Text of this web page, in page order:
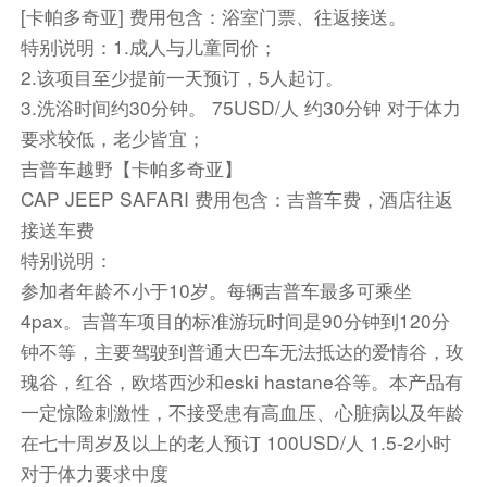
餐饮
早餐：包含
中餐：包含
住宿
当地精品酒店
第7天 费特希耶- 帕姆卡莱
费特希耶-帕姆卡莱
酒店早餐后，上午自由活动，尽享海边风情（不含
车、导游）。
推荐项目：死海厄吕代尼兹海滩上的滑翔伞。像小
鸟一样飞翔，俯瞰绿宝石海岸线的美景。
【见行程后附件：行程外可额外购买特色项目】
午餐后乘车前往帕姆卡莱（行车时长约4小时），
抵达后入住酒店，享用晚餐并休息。
[卡帕多奇亚] 费用包含：浴室门票、往返接送。
特别说明：1.成人与儿童同价；
2.该项目至少提前一天预订，5人起订。
3.洗浴时间约30分钟。 75USD/人 约30分钟 对于体力
要求较低，老少皆宜；
吉普车越野【卡帕多奇亚】
CAP JEEP SAFARI 费用包含：吉普车费，酒店往返
接送车费
特别说明：
参加者年龄不小于10岁。每辆吉普车最多可乘坐
4pax。吉普车项目的标准游玩时间是90分钟到120分
钟不等，主要驾驶到普通大巴车无法抵达的爱情谷，玫
瑰谷，红谷，欧塔西沙和eski hastane谷等。本产品有
一定惊险刺激性，不接受患有高血压、心脏病以及年龄
在七十周岁及以上的老人预订 100USD/人 1.5-2小时
对于体力要求中度